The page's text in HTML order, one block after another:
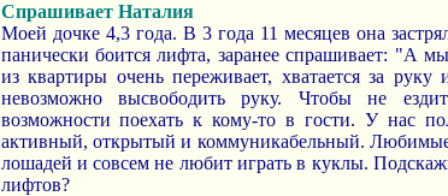
Спрашивает Наталия
Моей дочке 4,3 года. В 3 года 11 месяцев она
панически боится лифта, заранее спрашивает: "А
из квартиры очень переживает, хватается за
невозможно высвободить руку. Чтобы не
возможности поехать к кому-то в гости. У нас
активный, открытый и коммуникабельный.
лошадей и совсем не любит играть в куклы.
лифтов?